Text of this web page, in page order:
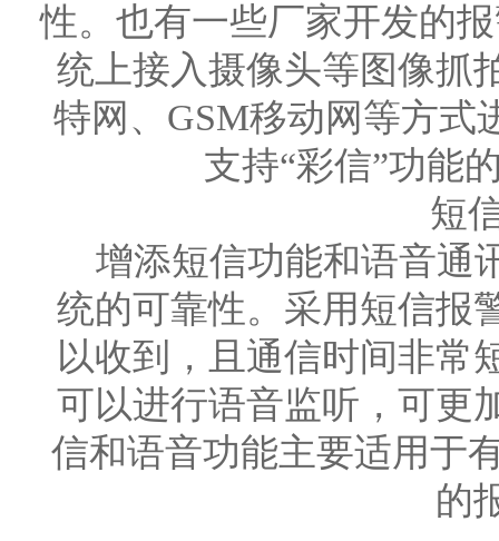
性。也有一些厂家开发的
统上接入摄像头等图像抓
特网、GSM移动网等方式
支持“彩信”功
短
增添短信功能和语音通
统的可靠性。采用短信报
以收到，且通信时间非常
可以进行语音监听，可更
信和语音功能主要适用于
的